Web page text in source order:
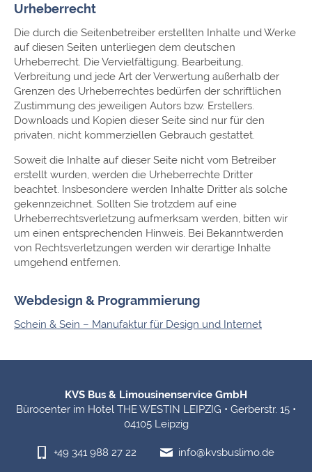
Urheberrecht
Die durch die Seitenbetreiber erstellten Inhalte und Werke
auf diesen Seiten unterliegen dem deutschen
Urheberrecht. Die Vervielfältigung, Bearbeitung,
Verbreitung und jede Art der Verwertung außerhalb der
Grenzen des Urheberrechtes bedürfen der schriftlichen
Zustimmung des jeweiligen Autors bzw. Erstellers.
Downloads und Kopien dieser Seite sind nur für den
privaten, nicht kommerziellen Gebrauch gestattet.
Soweit die Inhalte auf dieser Seite nicht vom Betreiber
erstellt wurden, werden die Urheberrechte Dritter
beachtet. Insbesondere werden Inhalte Dritter als solche
gekennzeichnet. Sollten Sie trotzdem auf eine
Urheberrechtsverletzung aufmerksam werden, bitten wir
um einen entsprechenden Hinweis. Bei Bekanntwerden
von Rechtsverletzungen werden wir derartige Inhalte
umgehend entfernen.
Webdesign & Programmierung
Schein & Sein – Manufaktur für Design und Internet
KVS Bus & Limousinenservice GmbH
Bürocenter im Hotel THE WESTIN LEIPZIG • Gerberstr. 15 •
04105 Leipzig
+49 341 988 27 22 info@kvsbuslimo.de